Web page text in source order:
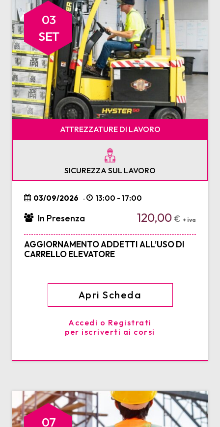
03
SET
ATTREZZATURE DI LAVORO
SICUREZZA SUL LAVORO
03/09/2026 - 13:00 - 17:00
120,00€ + iva
In Presenza
AGGIORNAMENTO ADDETTI ALL’USO DI
CARRELLO ELEVATORE
Apri Scheda
Accedi o Registrati
per iscriverti ai corsi
07